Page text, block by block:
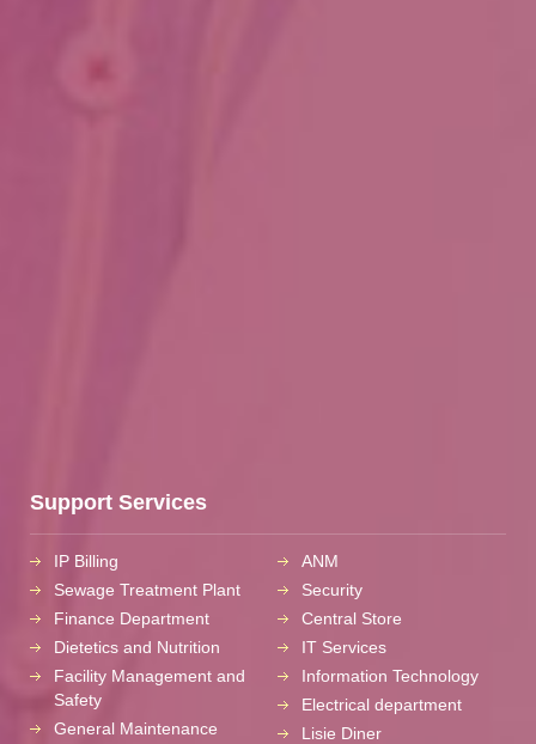
Support Services
IP Billing
Sewage Treatment Plant
Finance Department
Dietetics and Nutrition
Facility Management and
Safety
General Maintenance
ANM
Security
Central Store
IT Services
Information Technology
Electrical department
Lisie Diner